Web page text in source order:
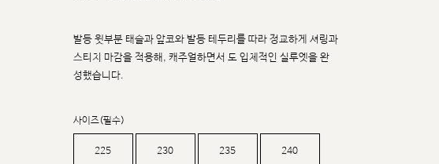
발등 윗부분 태슬과 앞코와 발등 테두리를 따라 정교하게 셔링과
스티치 마감을 적용해, 캐주얼하면서 도 입체적인 실루엣을 완
성했습니다.
사이즈(필수)
225 230 235 240